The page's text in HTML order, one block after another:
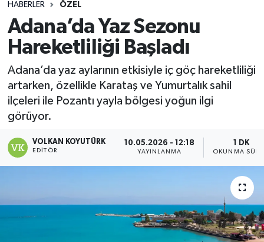
HABERLER ÖZEL
Adana’da Yaz Sezonu
Hareketliliği Başladı
Adana’da yaz aylarının etkisiyle iç göç hareketliliği
artarken, özellikle Karataş ve Yumurtalık sahil
ilçeleri ile Pozantı yayla bölgesi yoğun ilgi
görüyor.
VOLKAN KOYUTÜRK
EDITÖR
10.05.2026 - 12:18
YAYINLANMA
1 DK
OKUNMA
Gündem
Haber Reklam
Magazin
Özel
Spor
Son Dakika Haberleri
Haber Arşivi